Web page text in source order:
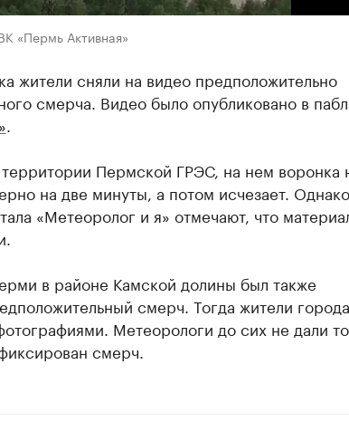
«Пермь Активная»
жители сняли на видео предположительно
смерча. Видео было опубликовано в
Пермской ГРЭС, на нем воронка
на две минуты, а потом исчезает.
«Метеоролог и я» отмечают, что
в районе Камской долины был также
смерч. Тогда жители города
Метеорологи до сих не дали
смерч.